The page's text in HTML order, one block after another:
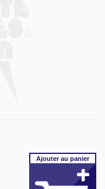
Ajouterau panier